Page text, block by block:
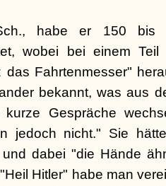
habe er 150 bis
wobei bei einem
das Fahrtenmesser"
bekannt, was aus
kurze Gespräche
jedoch nicht." Sie
dabei "die Hände
Hitler" habe man